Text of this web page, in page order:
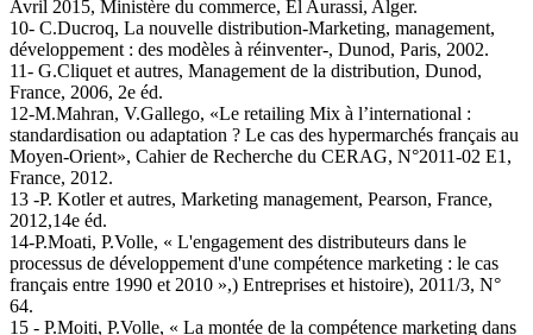
Avril 2015, Ministère du commerce, El Aurassi, Alger.
10- C.Ducroq, La nouvelle distribution-Marketing, management,
développement : des modèles à réinventer-, Dunod, Paris, 2002.
11- G.Cliquet et autres, Management de la distribution, Dunod,
France, 2006, 2e éd.
12-M.Mahran, V.Gallego, «Le retailing Mix à l’international :
standardisation ou adaptation ? Le cas des hypermarchés français au
Moyen-Orient», Cahier de Recherche du CERAG, N°2011-02 E1,
France, 2012.
13 -P. Kotler et autres, Marketing management, Pearson, France,
2012,14e éd.
14-P.Moati, P.Volle, « L'engagement des distributeurs dans le
processus de développement d'une compétence marketing : le cas
français entre 1990 et 2010 »,) Entreprises et histoire), 2011/3, N°
64.
15 - P.Moiti, P.Volle, « La montée de la compétence marketing dans